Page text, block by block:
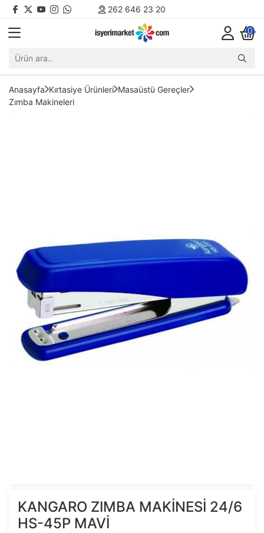
262 646 23 20
0
Anasayfa Kırtasiye Ürünleri Masaüstü Gereçler
Zımba Makineleri
KANGARO ZIMBA MAKİNESİ 24/6
HS-45P MAVİ